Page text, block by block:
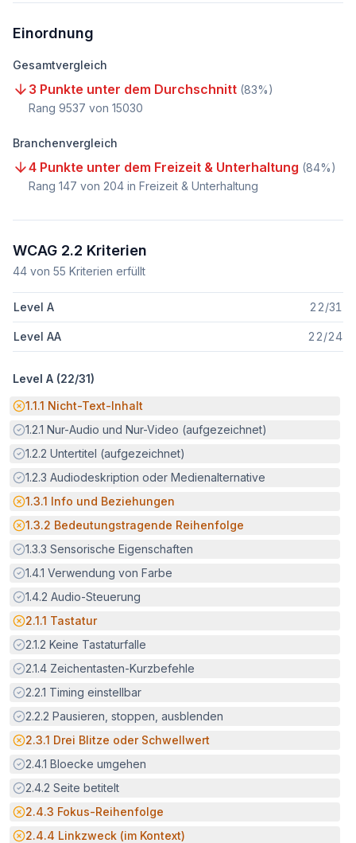
Einordnung
Gesamtvergleich
3 Punkte unter dem Durchschnitt (83%)
Rang 9537 von 15030
Branchenvergleich
4 Punkte unter dem Freizeit & Unterhaltung (84%)
Rang 147 von 204 in Freizeit & Unterhaltung
WCAG 2.2 Kriterien
44 von 55 Kriterien erfüllt
Level A 22/31
Level AA 22/24
Level A (22/31)
Potenzielle Barriere:
1.1.1 Nicht-Text-Inhalt
Erfüllt:
1.2.1 Nur-Audio und Nur-Video (aufgezeichnet)
Erfüllt:
1.2.2 Untertitel (aufgezeichnet)
Erfüllt:
1.2.3 Audiodeskription oder Medienalternative
Potenzielle Barriere:
1.3.1 Info und Beziehungen
Potenzielle Barriere:
1.3.2 Bedeutungstragende Reihenfolge
Erfüllt:
1.3.3 Sensorische Eigenschaften
Erfüllt:
1.4.1 Verwendung von Farbe
Erfüllt:
1.4.2 Audio-Steuerung
Potenzielle Barriere:
2.1.1 Tastatur
Erfüllt:
2.1.2 Keine Tastaturfalle
Erfüllt:
2.1.4 Zeichentasten-Kurzbefehle
Erfüllt:
2.2.1 Timing einstellbar
Erfüllt:
2.2.2 Pausieren, stoppen, ausblenden
Potenzielle Barriere:
2.3.1 Drei Blitze oder Schwellwert
Erfüllt:
2.4.1 Bloecke umgehen
Erfüllt:
2.4.2 Seite betitelt
Potenzielle Barriere:
2.4.3 Fokus-Reihenfolge
Potenzielle Barriere:
2.4.4 Linkzweck (im Kontext)